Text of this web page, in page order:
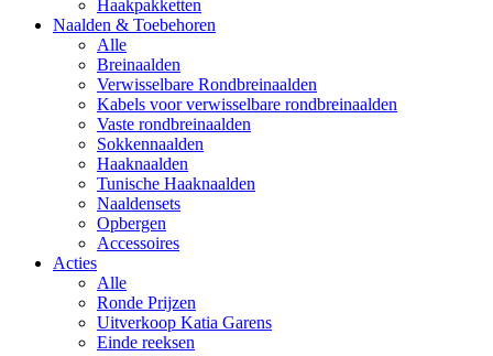
Haakpakketten
Naalden & Toebehoren
Alle
Breinaalden
Verwisselbare Rondbreinaalden
Kabels voor verwisselbare rondbreinaalden
Vaste rondbreinaalden
Sokkennaalden
Haaknaalden
Tunische Haaknaalden
Naaldensets
Opbergen
Accessoires
Acties
Alle
Ronde Prijzen
Uitverkoop Katia Garens
Einde reeksen